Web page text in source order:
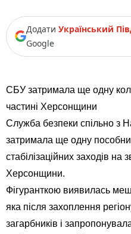
Додати Український
Google
СБУ затримала ще одну
частині Херсонщини
Служба безпеки спільно з
затримала ще одну
стабілізаційних заходів на
Херсонщини.
Фігуранткою виявилась
яка після захоплення
загарбників і